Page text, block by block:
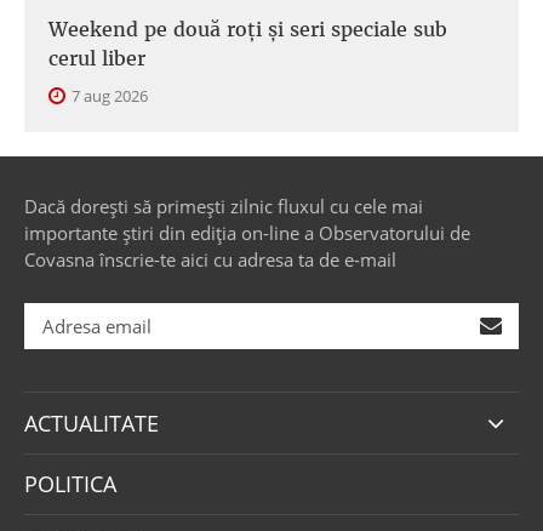
Weekend pe două roți și seri speciale sub
cerul liber
7 aug 2026
Dacă dorești să primești zilnic fluxul cu cele mai
importante știri din ediția on-line a Observatorului de
Covasna înscrie-te aici cu adresa ta de e-mail
ACTUALITATE
POLITICA